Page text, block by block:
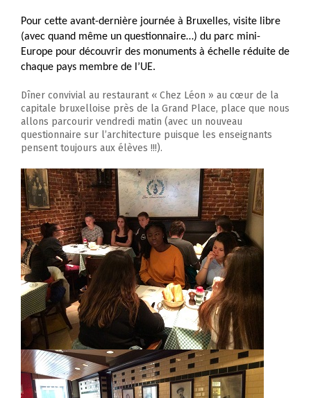
Pour cette avant-dernière journée à Bruxelles, visite libre
(avec quand même un questionnaire…) du parc mini-
Europe pour découvrir des monuments à échelle réduite de
chaque pays membre de l’UE.
Dîner convivial au restaurant « Chez Léon » au cœur de la
capitale bruxelloise près de la Grand Place, place que nous
allons parcourir vendredi matin (avec un nouveau
questionnaire sur l’architecture puisque les enseignants
pensent toujours aux élèves !!!).